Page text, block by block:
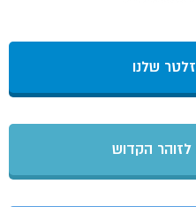
שלנו
לזוהר הקדוש